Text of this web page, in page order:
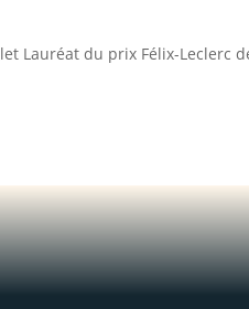
Lauréat du prix Félix-Leclerc